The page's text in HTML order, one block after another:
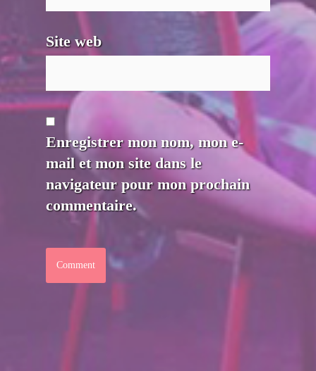
Site web
Enregistrer mon nom, mon e-
mail et mon site dans le
navigateur pour mon prochain
commentaire.